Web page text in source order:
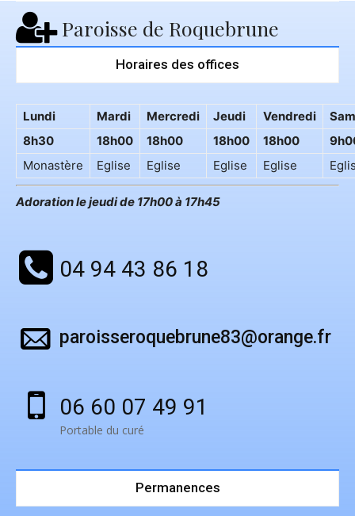
Paroisse de Roquebrune
Horaires des offices
Lundi Mardi Mercredi Jeudi Vendredi
8h30
18h00 18h00 18h00 18h00
Monastère
Eglise Eglise Eglise Eglise
Adoration le jeudi de 17h00 à 17h45
04 94 43 86 18
paroisseroquebrune83@orange.fr
06 60 07 49 91
Portable du curé
Permanences